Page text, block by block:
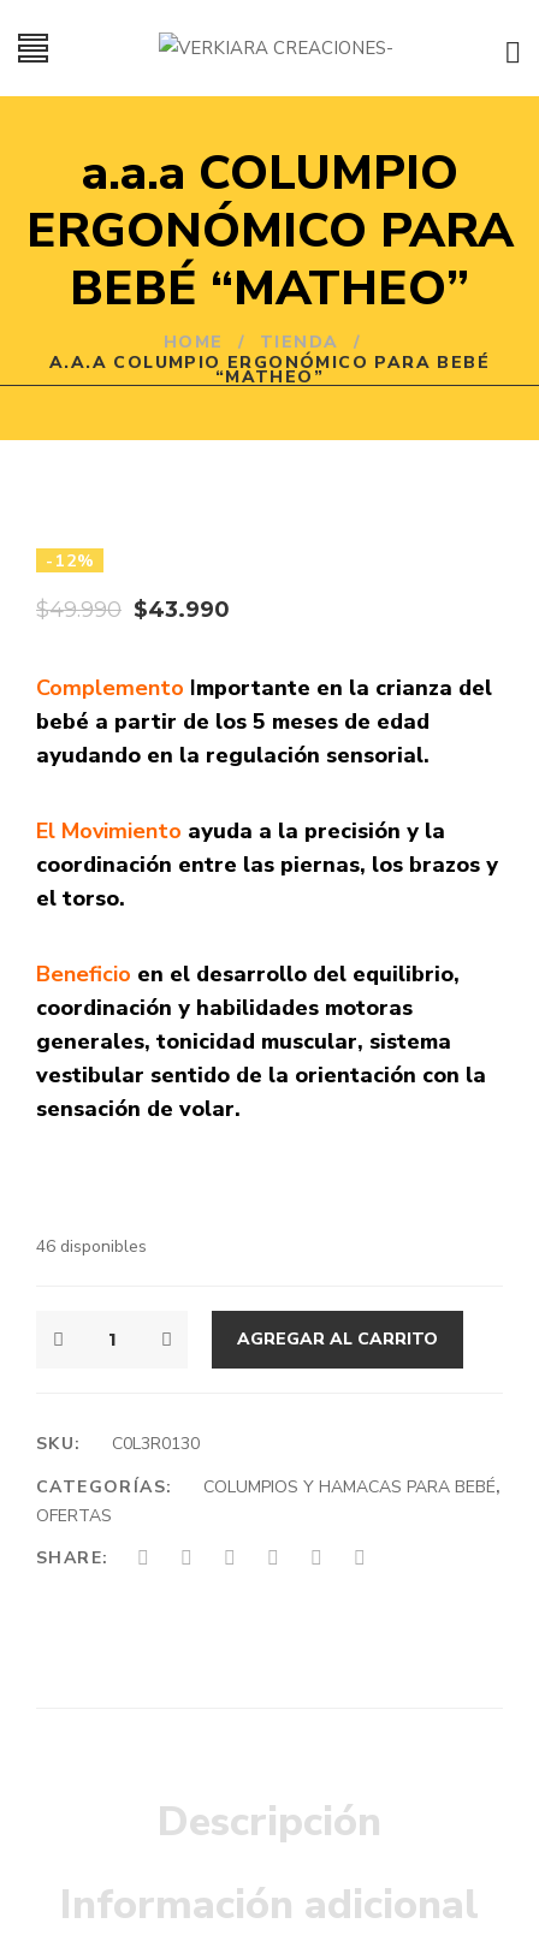
a.a.a COLUMPIO
ERGONÓMICO PARA
BEBÉ “MATHEO”
HOME / TIENDA
/
A.A.A COLUMPIO ERGONÓMICO PARA BEBÉ
“MATHEO”
-12%
$49.990 El
original
era:
$49.990.
$43.990
actual
es:
$43.990.
Complemento Importante en la crianza del
bebé a partir de los 5 meses de edad
ayudando en la regulación sensorial.
El Movimiento ayuda a la precisión y la
coordinación entre las piernas, los brazos y
el torso.
Beneficio en el desarrollo del equilibrio,
coordinación y habilidades motoras
generales, tonicidad muscular, sistema
vestibular sentido de la orientación con la
sensación de volar.
46 disponibles
COLUMPIO
BEBÉ
CANTIDAD
AGREGAR AL CARRITO
SKU:
C0L3R0130
CATEGORÍAS:
COLUMPIOS Y HAMACAS PARA BEBÉ,
OFERTAS
SHARE:
Descripción
Información adicional